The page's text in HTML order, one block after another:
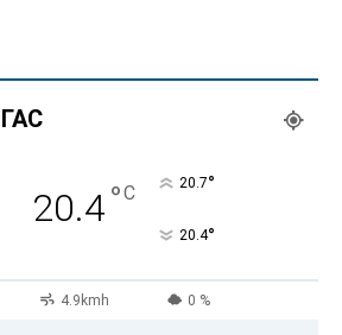
20.4°C 20.7°
20.4°
4.9kmh 0 %